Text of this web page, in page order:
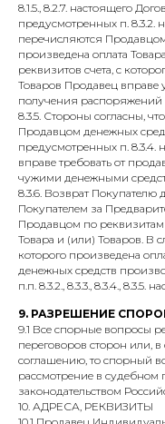
8.1.5., 8.2.7. настоящего
предусмотренных п. 8.3.2.
перечисляются
произведена оплата
реквизитов счета, с
Товаров Продавец вправе
получения распоряжений
8.3.5. Стороны согласны,
Продавцом денежных
предусмотренных п. 8.3.4.
вправе требовать от
чужими денежными
8.3.6. Возврат Покупателю
Покупателем за
Продавцом по реквизитам
Товара и (или) Товаров. В
которого произведена
денежных средств
п.п. 8.3.2., 8.3.3., 8.3.4., 8.3.5.
9. РАЗРЕШЕНИЕ
9.1 Все спорные вопросы
переговоров сторон или,
соглашению, то спорный
рассмотрение в судебном
законодательством
10. АДРЕСА, РЕКВИЗИТЫ